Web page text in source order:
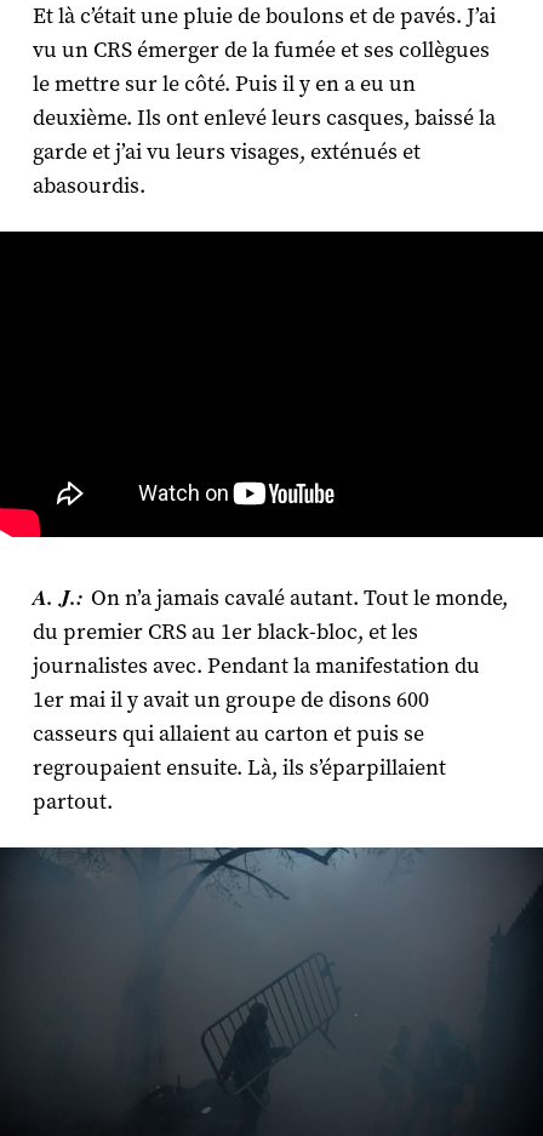
Et là c’était une pluie de boulons et de pavés. J’ai
vu un CRS émerger de la fumée et ses collègues
le mettre sur le côté. Puis il y en a eu un
deuxième. Ils ont enlevé leurs casques, baissé la
garde et j’ai vu leurs visages, exténués et
abasourdis.
A. J.: On n’a jamais cavalé autant. Tout le monde,
du premier CRS au 1erblack-bloc, et les
journalistes avec. Pendant la manifestation du
1ermai il y avait un groupe de disons 600
casseurs qui allaient au carton et puis se
regroupaient ensuite. Là, ils s’éparpillaient
partout.